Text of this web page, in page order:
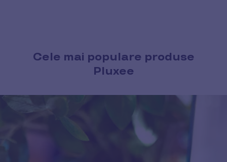
Cele mai populare produse
Pluxee